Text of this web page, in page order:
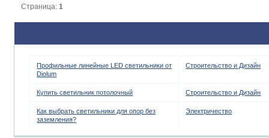
Страница:1
Профильные линейные LED светильники от
Diolum
Строительство и Дизайн
Купить светильник потолочный Строительство и Дизайн
Как выбрать светильники для опор без
заземления?
Электричество